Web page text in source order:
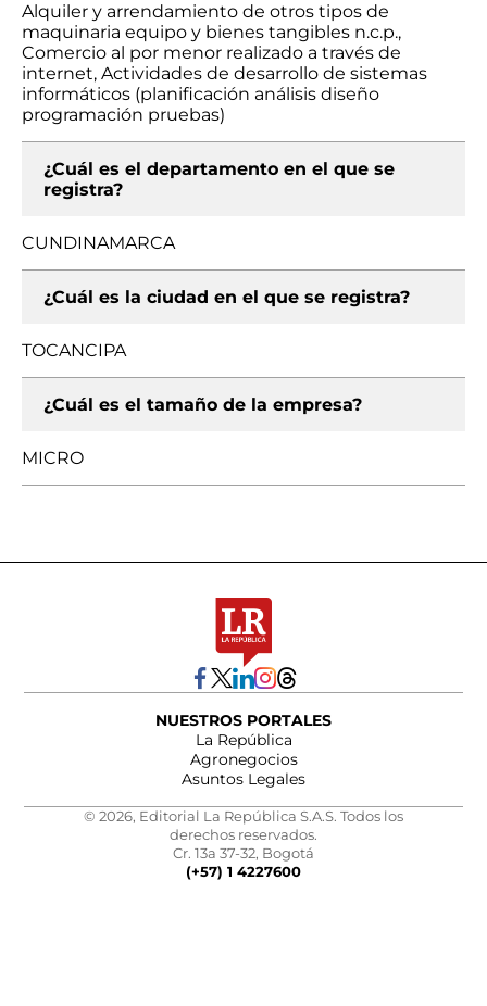
Alquiler y arrendamiento de otros tipos de
maquinaria equipo y bienes tangibles n.c.p.,
Comercio al por menor realizado a través de
internet, Actividades de desarrollo de sistemas
informáticos (planificación análisis diseño
programación pruebas)
¿Cuál es el departamento en el que se
registra?
CUNDINAMARCA
¿Cuál es la ciudad en el que se registra?
TOCANCIPA
¿Cuál es el tamaño de la empresa?
MICRO
NUESTROS PORTALES
La República
Agronegocios
Asuntos Legales
© 2026, Editorial La República S.A.S. Todos los
derechos reservados.
Cr. 13a 37-32, Bogotá
(+57) 1 4227600